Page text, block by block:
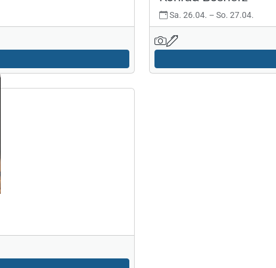
Sa. 26.04. – So. 27.04.